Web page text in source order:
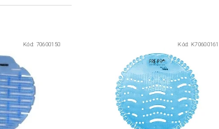
Kód: 70600150 Kód: K70600161